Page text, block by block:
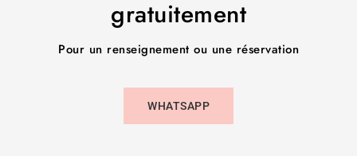
gratuitement
Pour un renseignement ou une réservation
WHATSAPP